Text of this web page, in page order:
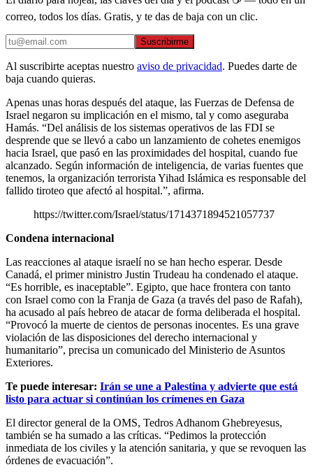
correo, todos los días. Gratis, y te das de baja con un clic.
Suscribirme
Al suscribirte aceptas nuestro aviso de privacidad. Puedes darte de
baja cuando quieras.
Apenas unas horas después del ataque, las Fuerzas de Defensa de
Israel negaron su implicación en el mismo, tal y como aseguraba
Hamás. “Del análisis de los sistemas operativos de las FDI se
desprende que se llevó a cabo un lanzamiento de cohetes enemigos
hacia Israel, que pasó en las proximidades del hospital, cuando fue
alcanzado. Según información de inteligencia, de varias fuentes que
tenemos, la organización terrorista Yihad Islámica es responsable del
fallido tiroteo que afectó al hospital.”, afirma.
https://twitter.com/Israel/status/1714371894521057737
Condena internacional
Las reacciones al ataque israelí no se han hecho esperar. Desde
Canadá, el primer ministro Justin Trudeau ha condenado el ataque.
“Es horrible, es inaceptable”. Egipto, que hace frontera con tanto
con Israel como con la Franja de Gaza (a través del paso de Rafah),
ha acusado al país hebreo de atacar de forma deliberada el hospital.
“Provocó la muerte de cientos de personas inocentes. Es una grave
violación de las disposiciones del derecho internacional y
humanitario”, precisa un comunicado del Ministerio de Asuntos
Exteriores.
Te puede interesar: Irán se une a Palestina y advierte que está
listo para actuar si continúan los crímenes en Gaza
El director general de la OMS, Tedros Adhanom Ghebreyesus,
también se ha sumado a las críticas. “Pedimos la protección
inmediata de los civiles y la atención sanitaria, y que se revoquen las
órdenes de evacuación”.